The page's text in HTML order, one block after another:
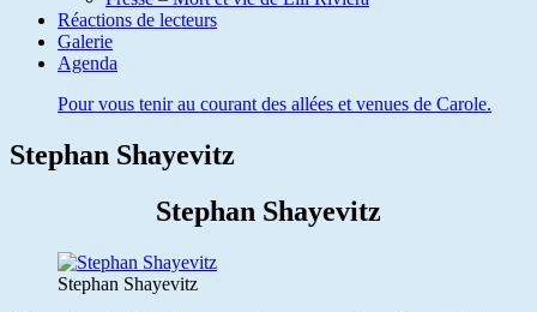
Réactions de lecteurs
Galerie
Agenda
Pour vous tenir au courant des allées et venues de Carole.
Stephan Shayevitz
Stephan Shayevitz
Stephan Shayevitz